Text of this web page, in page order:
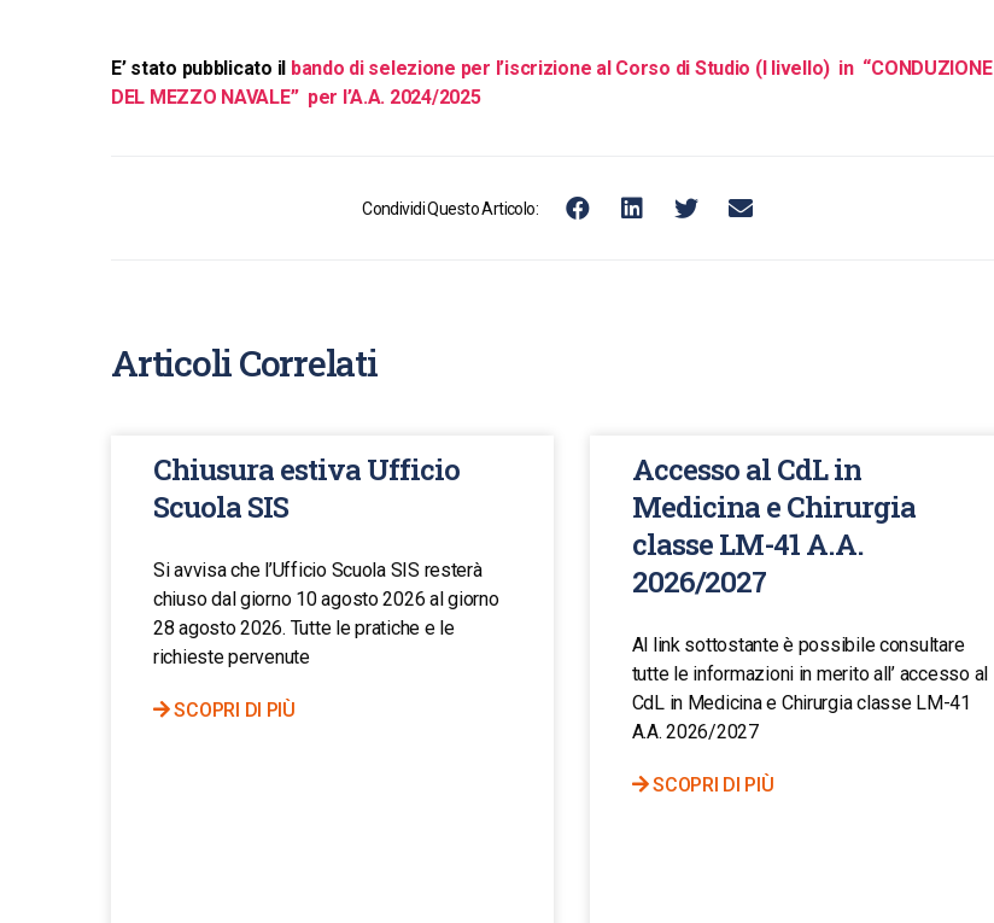
E’ stato pubblicato il bando di selezione per l’iscrizione al Corso di Studio (I livello) in “CONDUZIONE
DEL MEZZO NAVALE” per l’A.A. 2024/2025
Condividi Questo Articolo:
Articoli Correlati
Chiusura estiva Ufficio
Scuola SIS
Si avvisa che l’Ufficio Scuola SIS resterà
chiuso dal giorno 10 agosto 2026 al giorno
28 agosto 2026. Tutte le pratiche e le
richieste pervenute
SCOPRI DI PIÙ
Accesso al CdL in
Medicina e Chirurgia
classe LM-41 A.A.
2026/2027
Al link sottostante è possibile consultare
tutte le informazioni in merito all’ accesso al
CdL in Medicina e Chirurgia classe LM-41
A.A. 2026/2027
SCOPRI DI PIÙ